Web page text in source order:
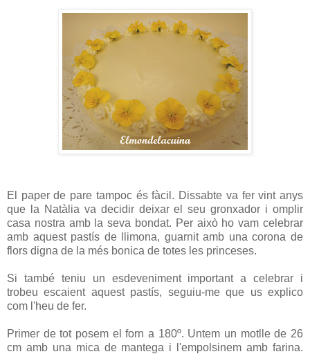
El paper de pare tampoc és fàcil. Dissabte va fer vint anys
que la Natàlia va decidir deixar el seu gronxador i omplir
casa nostra amb la seva bondat. Per això ho vam celebrar
amb aquest pastís de llimona, guarnit amb una corona de
flors digna de la més bonica de totes les princeses.
Si també teniu un esdeveniment important a celebrar i
trobeu escaient aquest pastís, seguiu-me que us explico
com l'heu de fer.
Primer de tot posem el forn a 180º. Untem un motlle de 26
cm amb una mica de mantega i l'empolsinem amb farina.